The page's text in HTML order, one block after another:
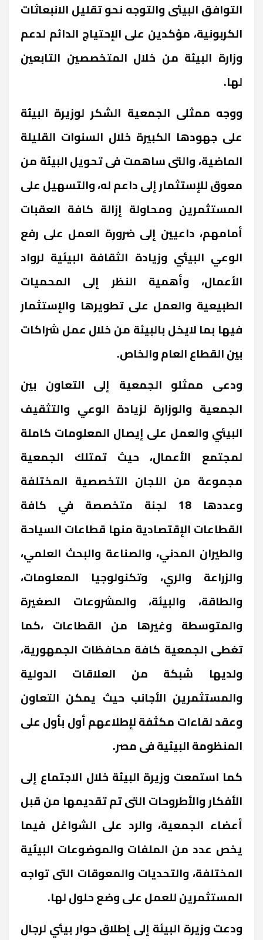
التوافق البيئى والتوجه نحو تقليل الانبعاثات
الكربونية، مؤكدين على الإحتياج الدائم لدعم
وزارة البيئة من خلال المتخصصين التابعين
لها.
ووجه ممثلى الجمعية الشكر لوزيرة البيئة
على جهودها الكبيرة خلال السنوات القليلة
الماضية، والتى ساهمت فى تحويل البيئة من
معوق للإستثمار إلى داعم له، والتسهيل على
المستثمرين ومحاولة إزالة كافة العقبات
أمامهم، داعيين إلى ضرورة العمل على رفع
الوعي البيئي وزيادة الثقافة البيئية لرواد
الأعمال، وأهمية النظر إلى المحميات
الطبيعية والعمل على تطويرها والإستثمار
فيها بما لايخل بالبيئة من خلال عمل شراكات
بين القطاع العام والخاص.
ودعى ممثلو الجمعية إلى التعاون بين
الجمعية والوزارة لزيادة الوعي والتثقيف
البيئي والعمل على إيصال المعلومات كاملة
لمجتمع الأعمال، حيث تمتلك الجمعية
مجموعة من اللجان التخصصية المختلفة
وعددها 18 لجنة متخصصة في كافة
القطاعات الإقتصادية منها قطاعات السياحة
والطيران المدني، والصناعة والبحث العلمي،
والزراعة والري، وتكنولوجيا المعلومات،
والطاقة، والبيئة، والمشروعات الصغيرة
والمتوسطة وغيرها من القطاعات ،كما
تغطى الجمعية كافة محافظات الجمهورية،
ولديها شبكة من العلاقات الدولية
والمستثمرين الأجانب حيث يمكن التعاون
وعقد لقاءات مكثفة لإطلاعهم أول بأول على
المنظومة البيئية فى مصر.
كما استمعت وزيرة البيئة خلال الاجتماع إلى
الأفكار والأطروحات التى تم تقديمها من قبل
أعضاء الجمعية، والرد على الشواغل فيما
يخص عدد من الملفات والموضوعات البيئية
المختلفة، والتحديات والمعوقات التى تواجه
المستثمرين للعمل على وضع حلول لها.
ودعت وزيرة البيئة إلى إطلاق حوار بيئي لرجال